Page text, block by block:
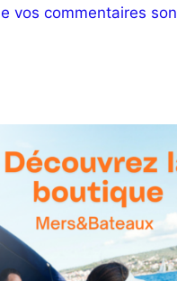
vos commentaires